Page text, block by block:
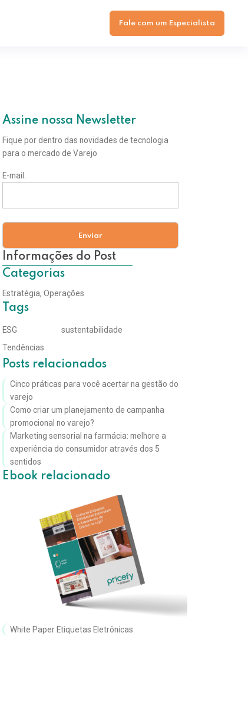
Fale com um Especialista
Assine nossa Newsletter
Fique por dentro das novidades de tecnologia
para o mercado de Varejo
E-mail:
Informações do Post
Categorias
Estratégia,Operações
Tags
ESG
sustentabilidade
Tendências
Posts relacionados
Cinco práticas para você acertar na gestão do
varejo
Como criar um planejamento de campanha
promocional no varejo?
Marketing sensorial na farmácia: melhore a
experiência do consumidor através dos 5
sentidos
Ebook relacionado
White Paper Etiquetas Eletrônicas